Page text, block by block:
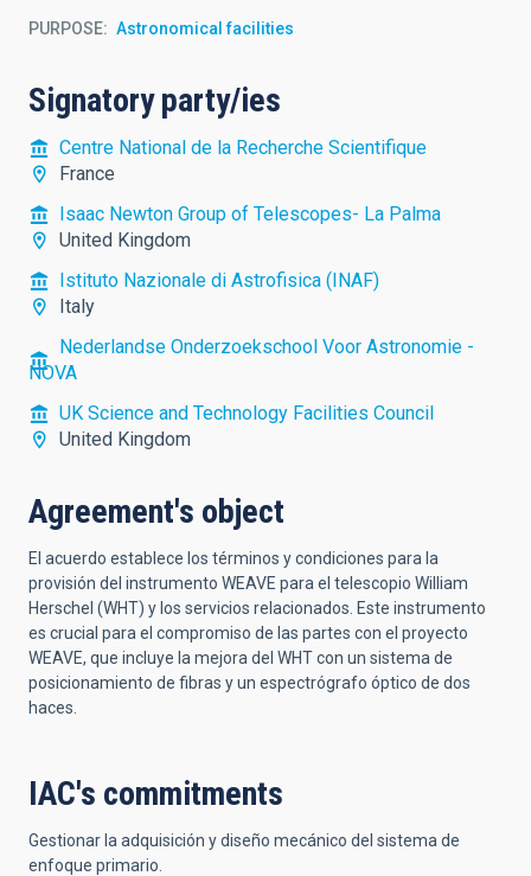
PURPOSE Astronomical facilities
Signatory party/ies
Centre National de la Recherche Scientifique
France
Isaac Newton Group of Telescopes- La Palma
United Kingdom
Istituto Nazionale di Astrofisica (INAF)
Italy
Nederlandse Onderzoekschool Voor Astronomie -
NOVA
UK Science and Technology Facilities Council
United Kingdom
Agreement's object
El acuerdo establece los términos y condiciones para la
provisión del instrumento WEAVE para el telescopio William
Herschel (WHT) y los servicios relacionados. Este instrumento
es crucial para el compromiso de las partes con el proyecto
WEAVE, que incluye la mejora del WHT con un sistema de
posicionamiento de fibras y un espectrógrafo óptico de dos
haces.
IAC's commitments
Gestionar la adquisición y diseño mecánico del sistema de
enfoque primario.